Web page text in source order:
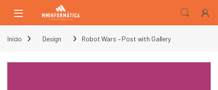
Open
Início Design Robot Wars – Post with Gallery